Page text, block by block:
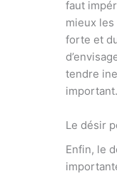
faut
mieux
forte et
tendre
important.
Le désir
Enfin, le